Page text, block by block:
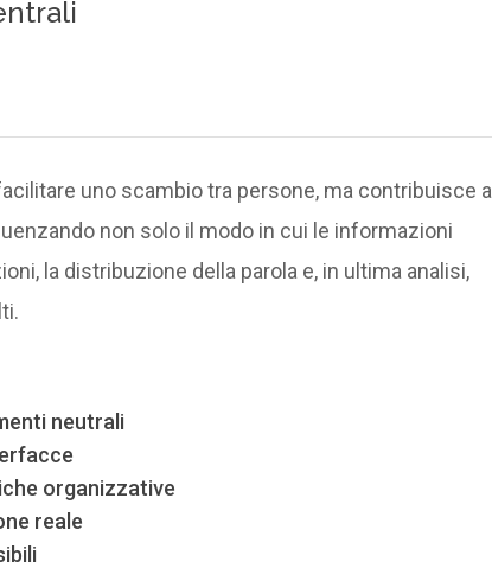
uno scambio tra persone, ma contribuisce a
non solo il modo in cui le informazioni
la distribuzione della parola e, in ultima analisi,
neutrali
organizzative
reale